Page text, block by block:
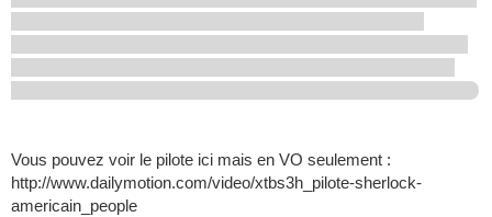
Vous pouvez voir le pilote ici mais en VO seulement :
http://www.dailymotion.com/video/xtbs3h_pilote-sherlock-
americain_people